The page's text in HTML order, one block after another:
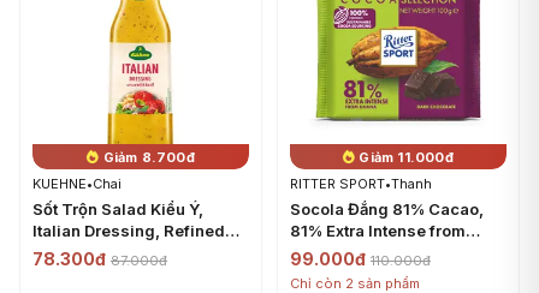
Giảm 8.700đ
KUEHNE•Chai
Sốt Trộn Salad Kiểu Ý,
Italian Dressing, Refined
with Basil (250ml) -
78.300đ 87.000đ
Giảm 11.000đ
RITTER SPORT•Thanh
Socola Đắng 81% Cacao,
81% Extra Intense from
Ghana Dark Chocolate
(100g) - RITTER SPORT
99.000đ 110.000đ
Chỉ còn 2 sản phẩm